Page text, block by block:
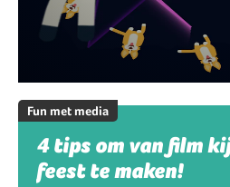
Fun met media
4 tips om van film
feest te maken!